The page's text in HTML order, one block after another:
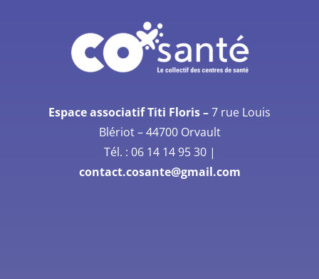
Espace associatif Titi Floris –7 rue Louis
Blériot –44700 Orvault
Tél. : 06 14 14 95 30|
contact.cosante@gmail.com